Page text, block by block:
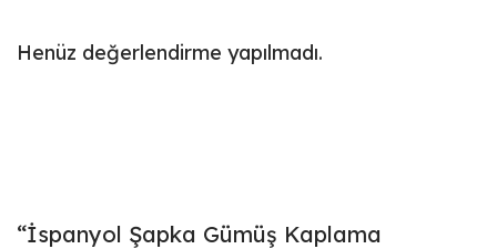
Henüz değerlendirme yapılmadı.
“İspanyol Şapka Gümüş Kaplama